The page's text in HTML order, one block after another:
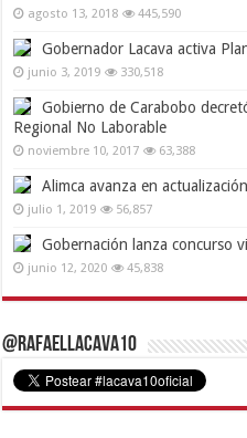
agosto 13, 2018 445,590
Gobernador Lacava activa
junio 3, 2019 330,518
Gobierno de Carabobo
Regional No Laborable
noviembre 10, 2017 63,388
Alimca avanza en
julio 1, 2019 56,857
Gobernación lanza concurso
junio 12, 2020 45,838
@RafaelLacava10